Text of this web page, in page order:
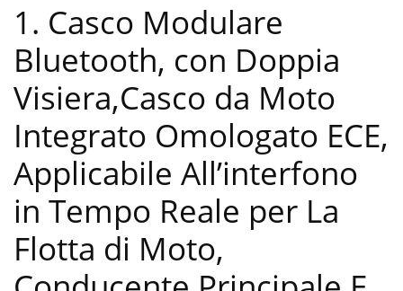
1. Casco Modulare
Bluetooth, con Doppia
Visiera,Casco da Moto
Integrato Omologato ECE,
Applicabile All’interfono
in Tempo Reale per La
Flotta di Moto,